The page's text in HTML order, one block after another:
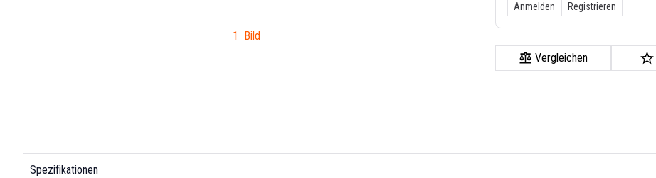
1 Bild
Anmelden Registrieren
Vergleichen
Spezifikationen